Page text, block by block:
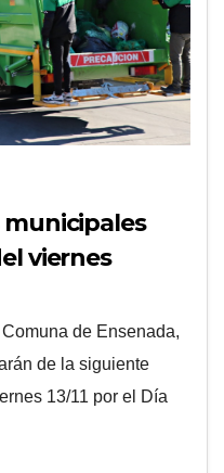
municipales
viernes
de Ensenada,
de la siguiente
13/11 por el Día